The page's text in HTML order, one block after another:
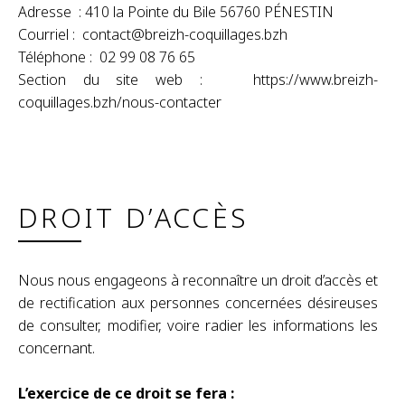
Adresse : 410 la Pointe du Bile 56760 PÉNESTIN
Courriel : contact@breizh-coquillages.bzh
Téléphone : 02 99 08 76 65
Section du site web : https://www.breizh-
coquillages.bzh/nous-contacter
DROIT D’ACCÈS
Nous nous engageons à reconnaître un droit d’accès et
de rectification aux personnes concernées désireuses
de consulter, modifier, voire radier les informations les
concernant.
L’exercice de ce droit se fera :